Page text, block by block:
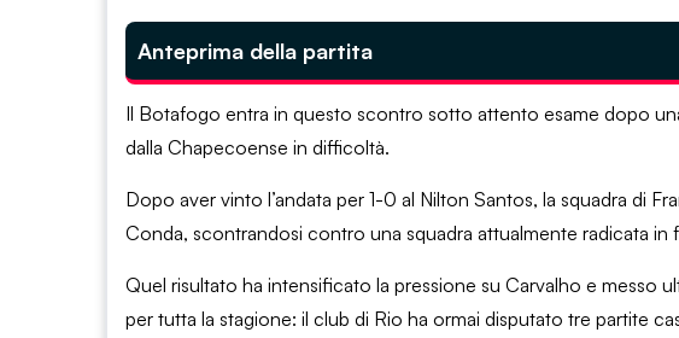
Anteprima della partita
Il Botafogo entra in questo scontro sotto attento esame dopo
dalla Chapecoense in difficoltà.
Dopo aver vinto l’andata per 1-0 al Nilton Santos, la squadra di
Conda, scontrandosi contro una squadra attualmente radicata in
Quel risultato ha intensificato la pressione su Carvalho e messo
per tutta la stagione: il club di Rio ha ormai disputato tre partite